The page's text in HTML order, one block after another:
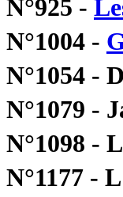
N°925 -
N°1004 -
N°1054 -
N°1079 -
N°1098 -
N°1177 -